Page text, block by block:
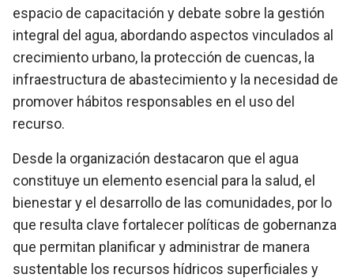
espacio de capacitación y debate sobre la gestión
integral del agua, abordando aspectos vinculados al
crecimiento urbano, la protección de cuencas, la
infraestructura de abastecimiento y la necesidad de
promover hábitos responsables en el uso del
recurso.
Desde la organización destacaron que el agua
constituye un elemento esencial para la salud, el
bienestar y el desarrollo de las comunidades, por lo
que resulta clave fortalecer políticas de gobernanza
que permitan planificar y administrar de manera
sustentable los recursos hídricos superficiales y